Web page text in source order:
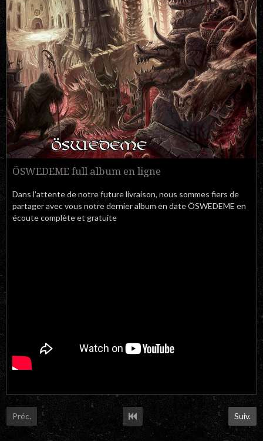
ÖSWEDEME full album en ligne
Dans l'attente de notre future livraison, nous sommes fiers de
partager avec vous notre dernier album en date ÖSWEDEME en
écoute complète et gratuite
Préc. Suiv.